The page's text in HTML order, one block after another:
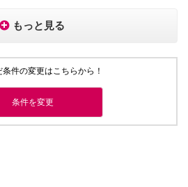
もっと見る
件の変更はこちらから！
条件を変更